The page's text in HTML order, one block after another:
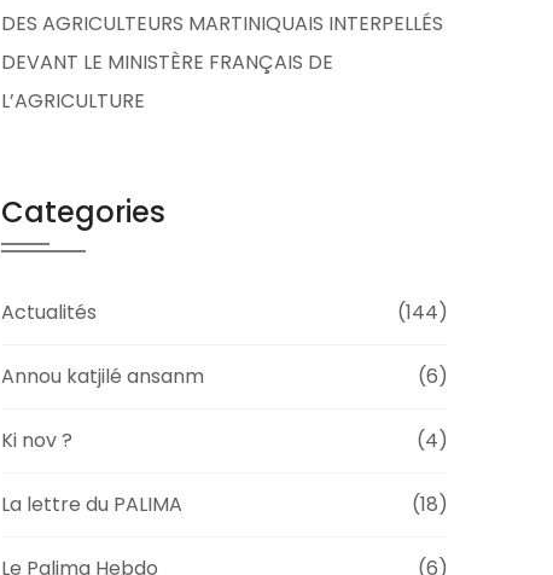
DES AGRICULTEURS MARTINIQUAIS INTERPELLÉS
DEVANT LE MINISTÈRE FRANÇAIS DE
L’AGRICULTURE
Categories
Actualités (144)
Annou katjilé ansanm (6)
Ki nov ? (4)
La lettre du PALIMA (18)
Le Palima Hebdo (6)